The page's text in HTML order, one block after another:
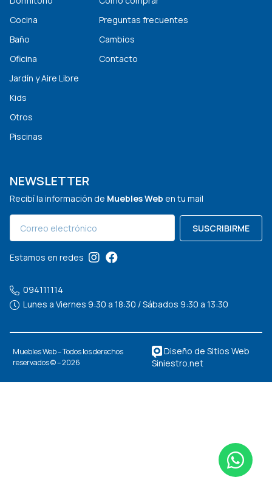
Cocina
Baño
Oficina
Jardín y Aire Libre
Kids
Otros
Piscinas
Preguntas frecuentes
Cambios
Contacto
NEWSLETTER
Recibí la información de Muebles Web en tu mail
SUSCRIBIRME
Estamos en redes
094111114
Lunes a Viernes 9:30 a 18:30 / Sábados 9:30 a 13:30
Muebles Web – Todos los derechos
reservados © – 2026
Diseño de Sitios Web
Siniestro.net